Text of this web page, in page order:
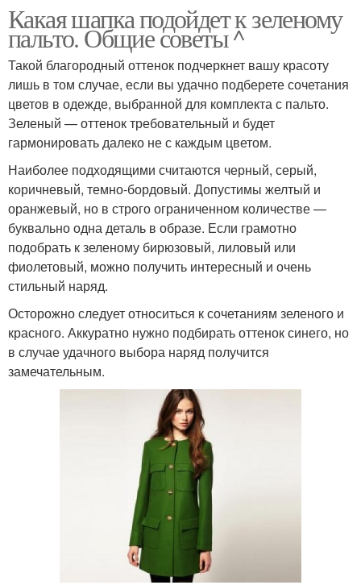
Какая шапка подойдет к зеленому
пальто. Общие советы ^
Такой благородный оттенок подчеркнет вашу красоту
лишь в том случае, если вы удачно подберете сочетания
цветов в одежде, выбранной для комплекта с пальто.
Зеленый — оттенок требовательный и будет
гармонировать далеко не с каждым цветом.
Наиболее подходящими считаются черный, серый,
коричневый, темно-бордовый. Допустимы желтый и
оранжевый, но в строго ограниченном количестве —
буквально одна деталь в образе. Если грамотно
подобрать к зеленому бирюзовый, лиловый или
фиолетовый, можно получить интересный и очень
стильный наряд.
Осторожно следует относиться к сочетаниям зеленого и
красного. Аккуратно нужно подбирать оттенок синего, но
в случае удачного выбора наряд получится
замечательным.